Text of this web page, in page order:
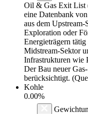
Oil & Gas Exit List
eine Datenbank
aus dem
Exploration oder
Energieträgern
Midstream-Sektor
Infrastrukturen wie
Der Bau neuer
berücksichtigt.
Kohle
0.00%